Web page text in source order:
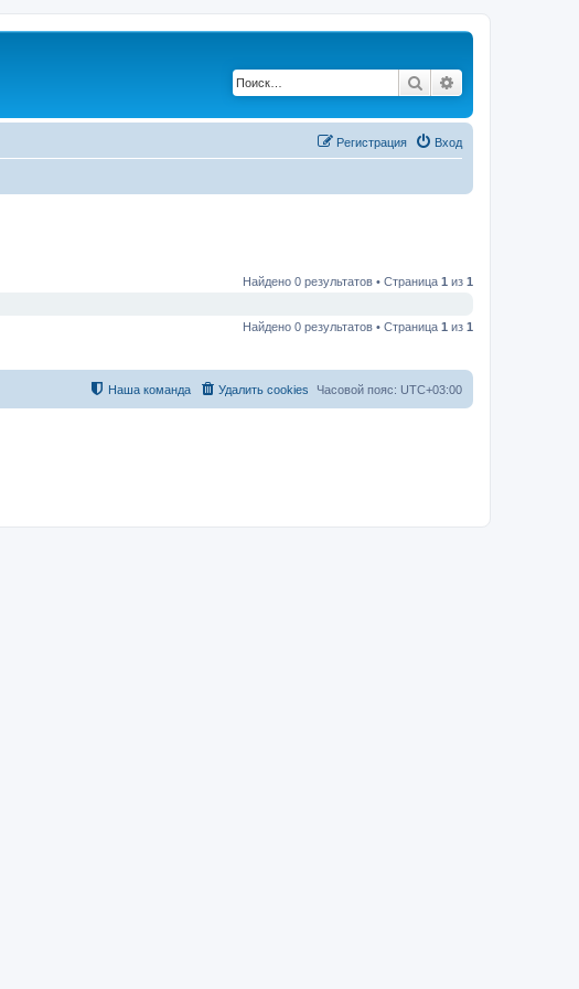
Поиск
Вход
Регистрация
Найдено 0 результатов • Страница 1 из 1
Найдено 0 результатов • Страница 1 из 1
Часовой пояс: UTC+03:00
Удалить cookies
Наша команда